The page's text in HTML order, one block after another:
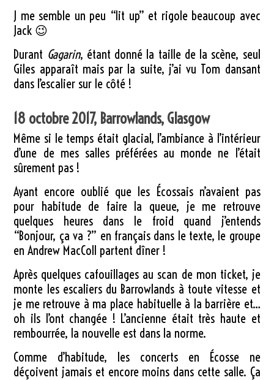
J me semble un peu “lit up” et rigole beaucoup avec
Jack 😉
Durant Gagarin, étant donné la taille de la scène, seul
Giles apparaît mais par la suite, j’ai vu Tom dansant
dans l’escalier sur le côté !
18 octobre 2017, Barrowlands, Glasgow
Même si le temps était glacial, l’ambiance à l’intérieur
d’une de mes salles préférées au monde ne l’était
sûrement pas !
Ayant encore oublié que les Écossais n’avaient pas
pour habitude de faire la queue, je me retrouve
quelques heures dans le froid quand j’entends
“Bonjour, ça va ?” en français dans le texte, le groupe
en Andrew MacColl partent dîner !
Après quelques cafouillages au scan de mon ticket, je
monte les escaliers du Barrowlands à toute vitesse et
je me retrouve à ma place habituelle à la barrière et…
oh ils l’ont changée ! L’ancienne était très haute et
rembourrée, la nouvelle est dans la norme.
Comme d’habitude, les concerts en Écosse ne
déçoivent jamais et encore moins dans cette salle. Ça